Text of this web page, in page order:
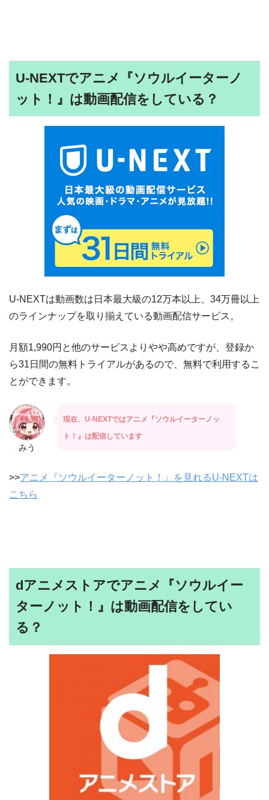
U-NEXTでアニメ『ソウルイーターノ
ット！』は動画配信をしている？
U-NEXTは動画数は日本最大級の12万本以上、34万冊以上
のラインナップを取り揃えている動画配信サービス。
月額1,990円と他のサービスよりやや高めですが、登録か
ら31日間の無料トライアルがあるので、無料で利用するこ
とができます。
みう
現在、U-NEXTではアニメ『ソウルイーターノッ
ト！』は配信しています
>>アニメ『ソウルイーターノット！』を見れるU-NEXTは
こちら
dアニメストアでアニメ『ソウルイー
ターノット！』は動画配信をしてい
る？